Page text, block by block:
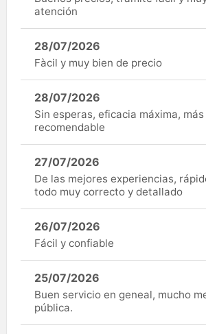
atención
28/07/2026
Fàcil y muy bien de precio
28/07/2026
Sin esperas, eficacia máxima, más
recomendable
27/07/2026
De las mejores experiencias,
todo muy correcto y detallado
26/07/2026
Fácil y confiable
25/07/2026
Buen servicio en geneal, mucho
pública.